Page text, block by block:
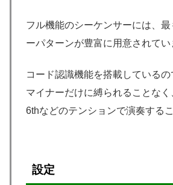
フル機能のシーケンサーには、
ーパターンが豊富に用意されてい
コード認識機能を搭載している
マイナーだけに縛られることなく
6thなどのテンションで演奏する
設定